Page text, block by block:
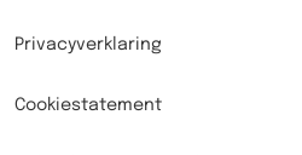
Privacyverklaring
Cookiestatement